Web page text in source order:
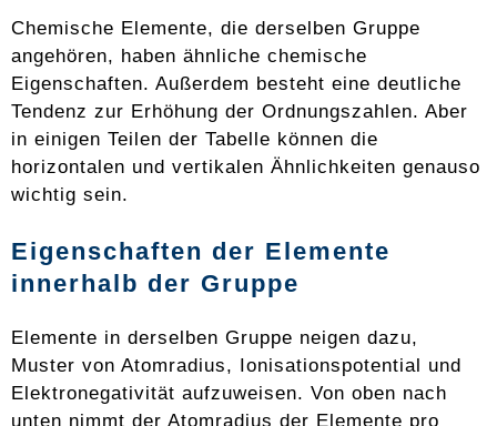
Chemische Elemente, die derselben Gruppe
angehören, haben ähnliche chemische
Eigenschaften. Außerdem besteht eine deutliche
Tendenz zur Erhöhung der Ordnungszahlen. Aber
in einigen Teilen der Tabelle können die
horizontalen und vertikalen Ähnlichkeiten genauso
wichtig sein.
Eigenschaften der Elemente
innerhalb der Gruppe
Elemente in derselben Gruppe neigen dazu,
Muster von Atomradius, Ionisationspotential und
Elektronegativität aufzuweisen. Von oben nach
unten nimmt der Atomradius der Elemente pro